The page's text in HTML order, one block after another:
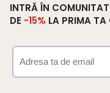
INTRĂ ÎN
DE -15% LA PRIMA